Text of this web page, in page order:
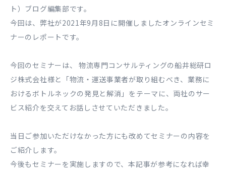
ト）ブログ編集部です。
今回は、弊社が2021年9月8日に開催しましたオンラインセミ
ナーのレポートです。
今回のセミナーは、 物流専門コンサルティングの船井総研ロ
ジ株式会社様と「物流・運送事業者が取り組むべき、業務に
おけるボトルネックの発見と解消」をテーマに、両社のサー
ビス紹介を交えてお話しさせていただきました。
当日ご参加いただけなかった方にも改めてセミナーの内容を
ご紹介します。
今後もセミナーを実施しますので、本記事が参考になれば幸